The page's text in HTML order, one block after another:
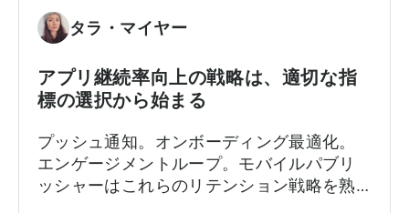
す
き
10
の
理
由
入
ト
リ
ビ
ュ
ー
シ
タラ・マイヤー
アプリ継続率向上の戦略は、適切な指
標の選択から始まる
プッシュ通知。オンボーディング最適化。
エンゲージメントループ。モバイルパブリ
ッシャーはこれらのリテンション戦略を熟